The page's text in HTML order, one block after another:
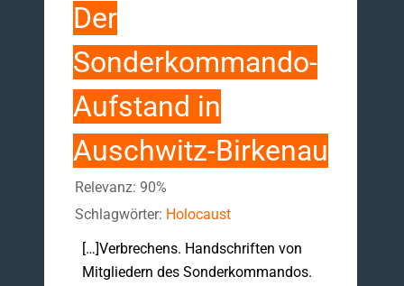
Der
Sonderkommando-
Aufstand in
Auschwitz-Birkenau
Relevanz: 90%
Schlagwörter: Holocaust
[…]Verbrechens. Handschriften von
Mitgliedern des Sonderkommandos.